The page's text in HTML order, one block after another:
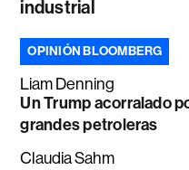
industrial
OPINIÓN BLOOMBERG
Liam Denning
Un Trump acorralado
grandes petroleras
Claudia Sahm